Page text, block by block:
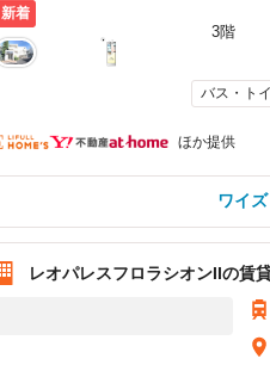
新着
3階
バス・ト
ほか提供
ワイ
レオパレスフロラシオンIIの賃